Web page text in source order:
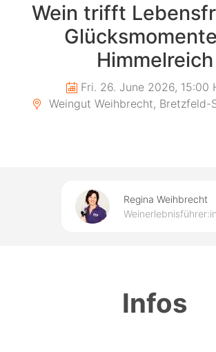
Wein trifft
Himmelreich
Fri. 26. June 2026, 15:00
Weingut Weihbrecht, Bretzfeld-
Regina Weihbrecht
Weinerlebnisführer:in
Infos